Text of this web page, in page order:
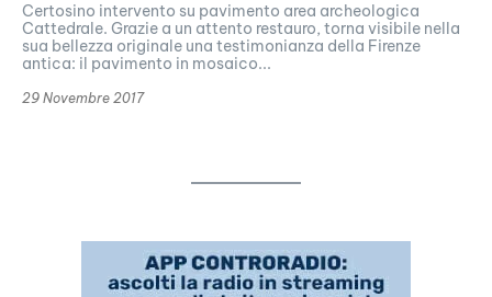
Certosino intervento su pavimento area archeologica
Cattedrale. Grazie a un attento restauro, torna visibile nella
sua bellezza originale una testimonianza della Firenze
antica: il pavimento in mosaico...
29 Novembre 2017